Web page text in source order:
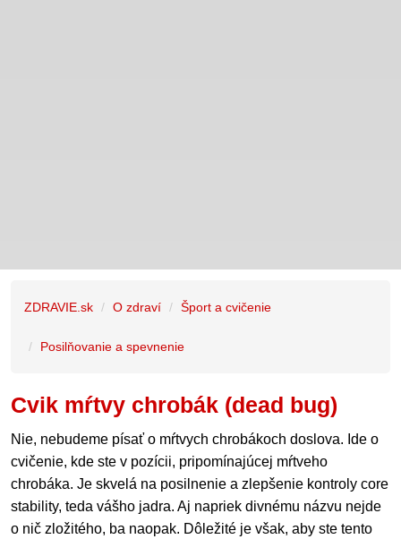
ZDRAVIE.sk O zdraví Šport a cvičenie
Posilňovanie a spevnenie
Cvik mŕtvy chrobák (dead bug)
Nie, nebudeme písať o mŕtvych chrobákoch doslova. Ide o
cvičenie, kde ste v pozícii, pripomínajúcej mŕtveho
chrobáka. Je skvelá na posilnenie a zlepšenie kontroly core
stability, teda vášho jadra. Aj napriek divnému názvu nejde
o nič zložitého, ba naopak. Dôležité je však, aby ste tento